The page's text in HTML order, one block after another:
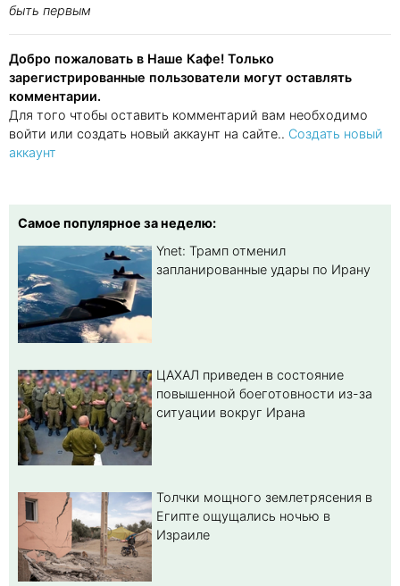
быть первым
Добро пожаловать в Наше Кафе! Только
зарегистрированные пользователи могут оставлять
комментарии.
Для того чтобы оставить комментарий вам необходимо
войти или создать новый аккаунт на сайте.. Создать новый
аккаунт
Самое популярное за неделю:
Ynet: Трамп отменил
запланированные удары по Ирану
ЦАХАЛ приведен в состояние
повышенной боеготовности из-за
ситуации вокруг Ирана
Толчки мощного землетрясения в
Египте ощущались ночью в
Израиле